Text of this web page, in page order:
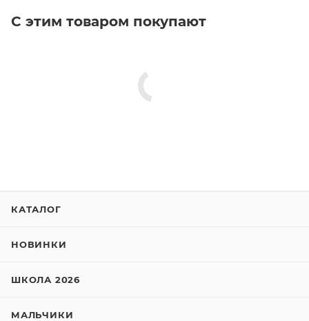
С этим товаром покупают
КАТАЛОГ
НОВИНКИ
ШКОЛА 2026
МАЛЬЧИКИ